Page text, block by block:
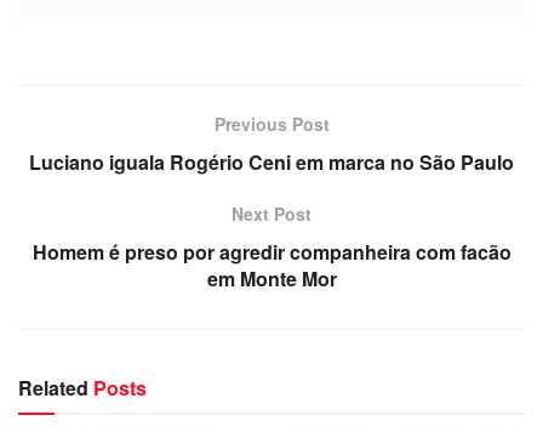
Previous Post
Luciano iguala Rogério Ceni em marca no São Paulo
Next Post
Homem é preso por agredir companheira com facão
em Monte Mor
Related Posts